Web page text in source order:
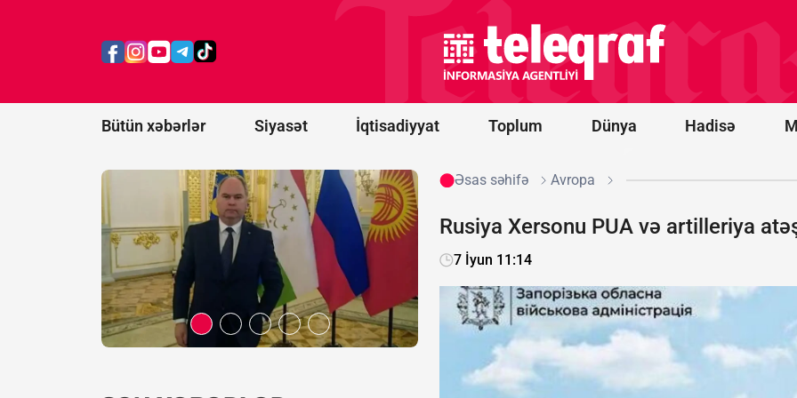
Bütün xəbərlər Siyasət İqtisadiyyat Toplum Dünya Hadisə
açıqlaması:
yoxdur
İrəvan
Konstitusiya
dəyişikliyi
ilə bağlı son
qərarını
Əsas səhifə Avropa
Rusiya Xersonu PUA və artilleriya
7 İyun 11:14